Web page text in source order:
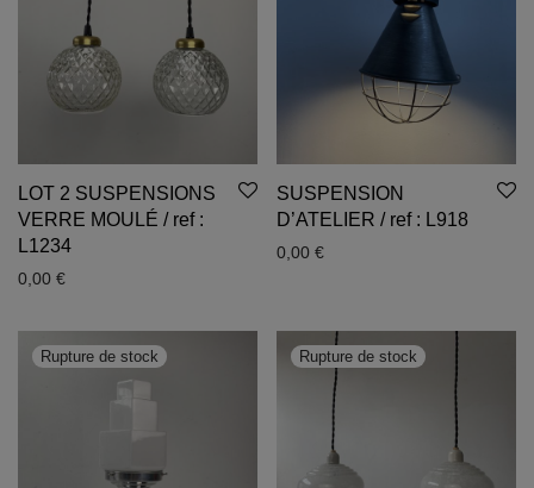
LOT 2 SUSPENSIONS
VERRE MOULÉ / ref :
L1234
0,00 €
SUSPENSION
D’ATELIER / ref : L918
0,00 €